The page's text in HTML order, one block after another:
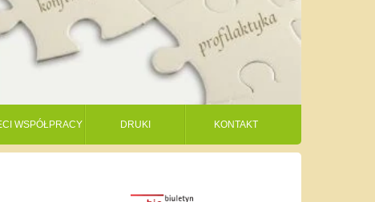
WSPÓŁPRACY DRUKI KONTAKT